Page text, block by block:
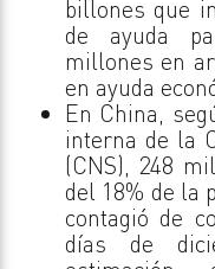
billones que
de ayuda
millones en
en ayuda
En China,
interna de la
(CNS), 248
del 18% de la
contagió de
días de